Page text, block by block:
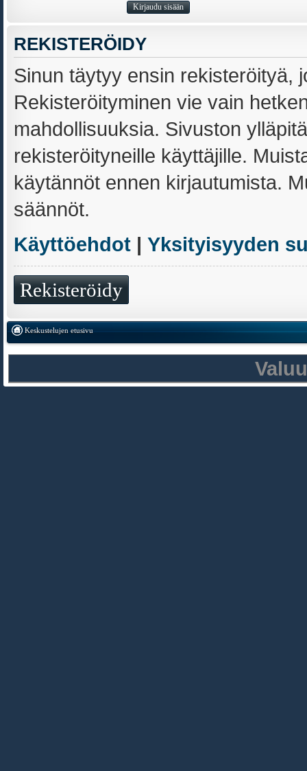
REKISTERÖIDY
Sinun täytyy ensin rekisteröityä,
Rekisteröityminen vie vain
mahdollisuuksia. Sivuston
rekisteröityneille käyttäjille.
käytännöt ennen kirjautumista.
säännöt.
Käyttöehdot | Yksityisyyden
Rekisteröidy
Keskustelujen etusivu